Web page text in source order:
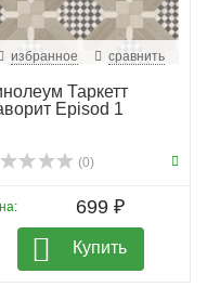
избранное сравнить
Таркетт
Episod 1
(0)
699 ₽
Купить